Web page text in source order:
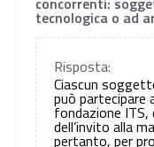
tecnologica o ad
Risposta:
Ciascun
può partecipare
fondazione
dell’invito alla
pertanto, per